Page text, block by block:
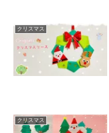
クリスマス
クリスマス